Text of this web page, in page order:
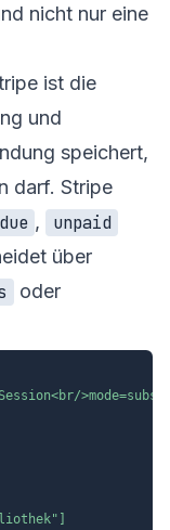
nicht nur eine
ist die
und
speichert,
darf. Stripe
,
unpaid
über
oder